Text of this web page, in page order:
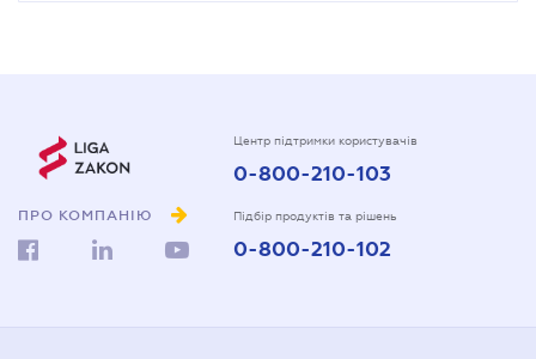
ПРО КОМПАНІЮ
Центр підтримки користувачів
0-800-210-103
Підбір продуктів та рішень
0-800-210-102